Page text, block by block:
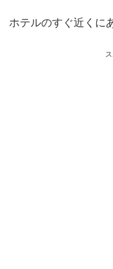
ホテルのすぐ近くに